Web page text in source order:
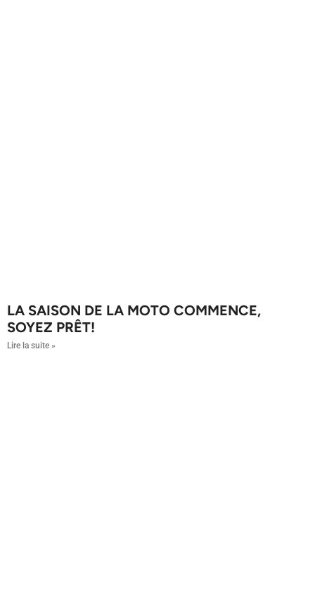
LA SAISON DE LA MOTO COMMENCE,
SOYEZ PRÊT!
Lire la suite »